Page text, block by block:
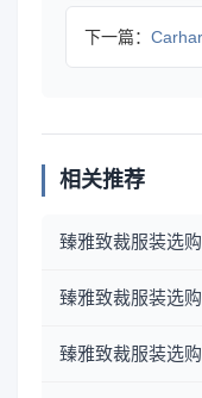
下一篇： Carhartt
相关推荐
臻雅致裁服装选
臻雅致裁服装选
臻雅致裁服装选